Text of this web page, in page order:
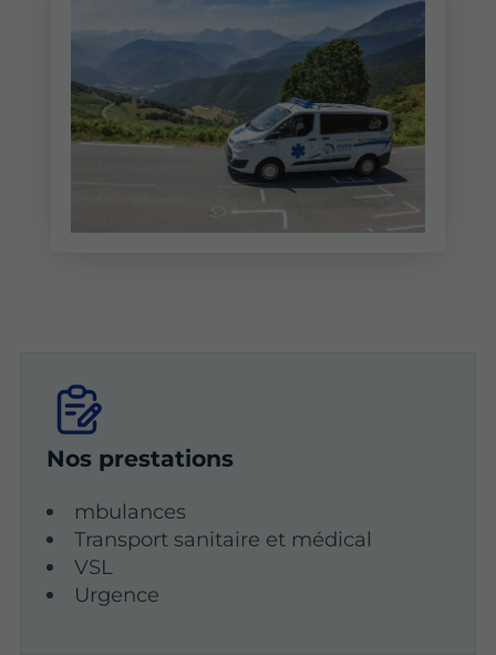
Nos prestations
mbulances
Transport sanitaire et médical
VSL
Urgence